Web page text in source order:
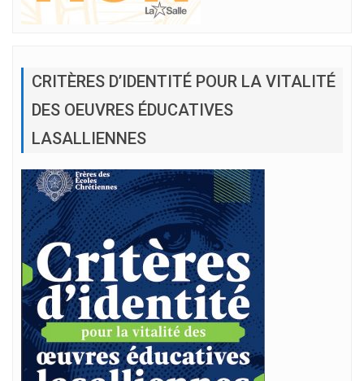
CRITÈRES D’IDENTITÉ POUR LA VITALITÉ
DES OEUVRES ÉDUCATIVES
LASALLIENNES